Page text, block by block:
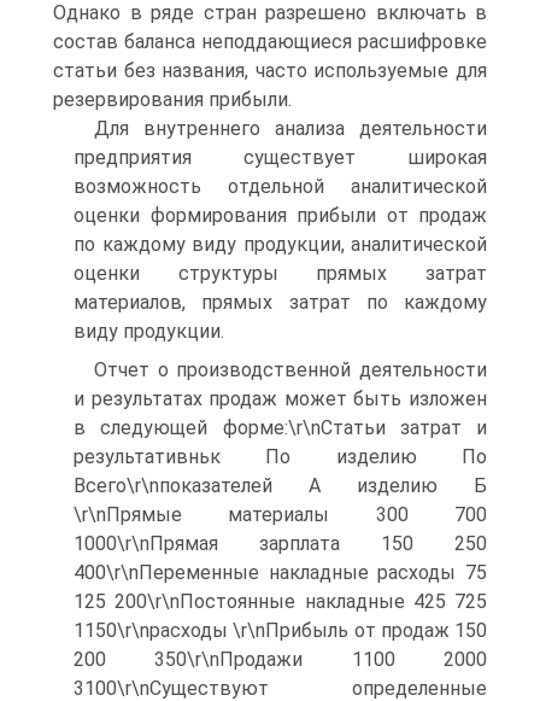
Однако в ряде стран разрешено включать в
состав баланса неподдающиеся расшифровке
статьи без названия, часто используемые для
резервирования прибыли.
Для внутреннего анализа деятельности
предприятия существует широкая
возможность отдельной аналитической
оценки формирования прибыли от продаж
по каждому виду продукции, аналитической
оценки структуры прямых затрат
материалов, прямых затрат по каждому
виду продукции.
Отчет о производственной деятельности
и результатах продаж может быть изложен
в следующей форме:\r\nСтатьи затрат и
результативньк По изделию По
Всего\r\nпоказателей А изделию Б
\r\nПрямые материалы 300 700
1000\r\nПрямая зарплата 150 250
400\r\nПеременные накладные расходы 75
125 200\r\nПостоянные накладные 425 725
1150\r\nрасходы \r\nПрибыль от продаж 150
200 350\r\nПродажи 1100 2000
3100\r\nСуществуют определенные